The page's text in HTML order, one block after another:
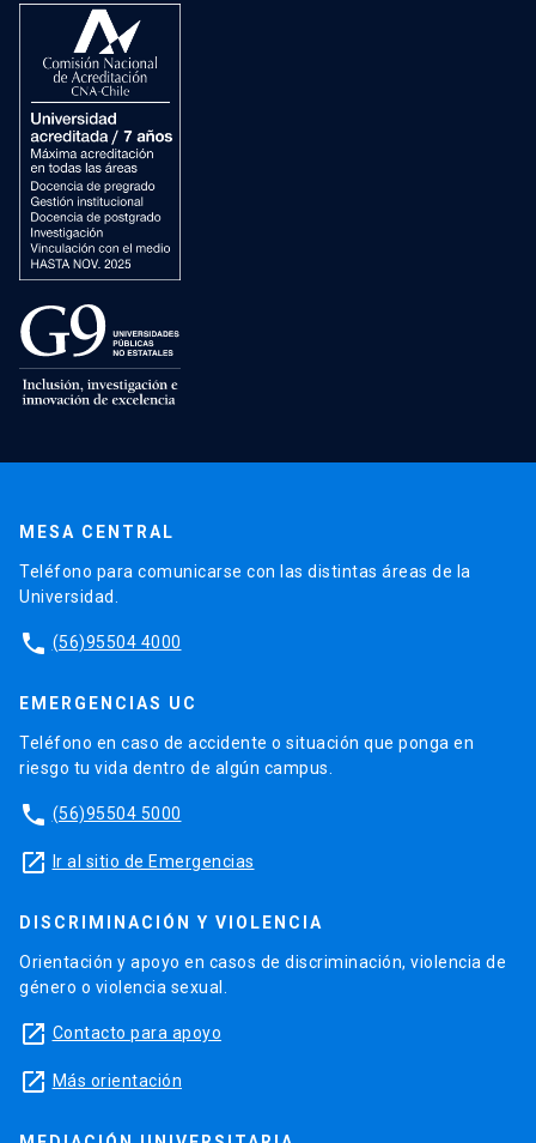
MESA CENTRAL
Teléfono para comunicarse con las distintas áreas de la
Universidad.
phone (56)95504 4000
EMERGENCIAS UC
Teléfono en caso de accidente o situación que ponga en
riesgo tu vida dentro de algún campus.
phone (56)95504 5000
launch Ir al sitio de Emergencias
DISCRIMINACIÓN Y VIOLENCIA
Orientación y apoyo en casos de discriminación, violencia de
género o violencia sexual.
launch Contacto para apoyo
launch Más orientación